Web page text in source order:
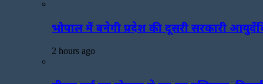
भोपाल में बनेगी प्रदेश की दूसरी सरकारी
2 hours ago